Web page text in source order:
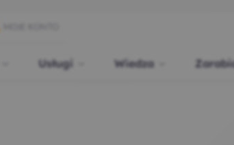
Usługi Wiedza